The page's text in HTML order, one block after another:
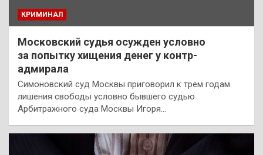
КРИМИНАЛ
Московский судья осужден условно
за попытку хищения денег у контр-
адмирала
Симоновский суд Москвы приговорил к трем годам
лишения свободы условно бывшего судью
Арбитражного суда Москвы Игоря…